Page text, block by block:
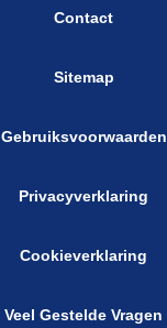
Contact
Sitemap
Gebruiksvoorwaarden
Privacyverklaring
Cookieverklaring
Veel Gestelde Vragen